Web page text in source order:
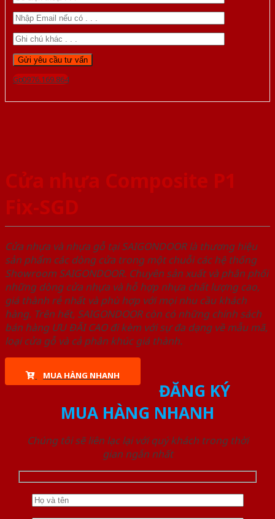
Gọi 0976.169.864
Cửa nhựa Composite P1
Fix-SGD
Cửa nhựa và nhựa gỗ tại SAIGONDOOR là thương hiệu
sản phẩm các dòng cửa trong một chuỗi các hệ thống
Showroom SAIGONDOOR. Chuyên sản xuất và phân phối
những dòng cửa nhựa và hỗ hợp nhựa chất lượng cao,
giá thành rẻ nhất và phù hợp với mọi nhu cầu khách
hàng. Trên hết, SAIGONDOOR còn có những chính sách
bán hàng ƯU ĐÃI CAO đi kèm với sự đa dạng về mẫu mã,
loại cửa gỗ và cả phân khúc giá thành.
MUA HÀNG NHANH
ĐĂNG KÝ
MUA HÀNG NHANH
Chúng tôi sẽ liên lạc lại với quý khách trong thời
gian ngắn nhất